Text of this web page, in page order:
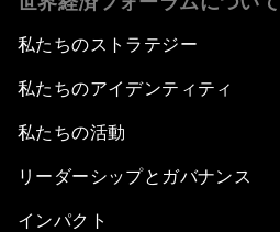
私たちのストラテジー
私たちのアイデンティティ
私たちの活動
リーダーシップとガバナンス
インパクト